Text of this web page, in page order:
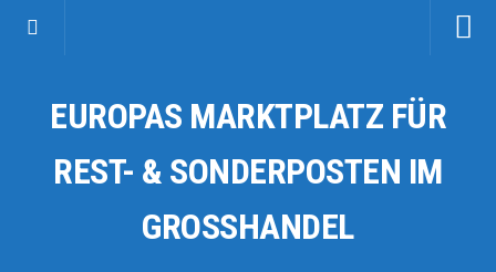
Kategorien
Auto & Motorrad
Fahrzeuge & Transport
EUROPAS MARKTPLATZ FÜR
REST- & SONDERPOSTEN IM
GROSSHANDEL